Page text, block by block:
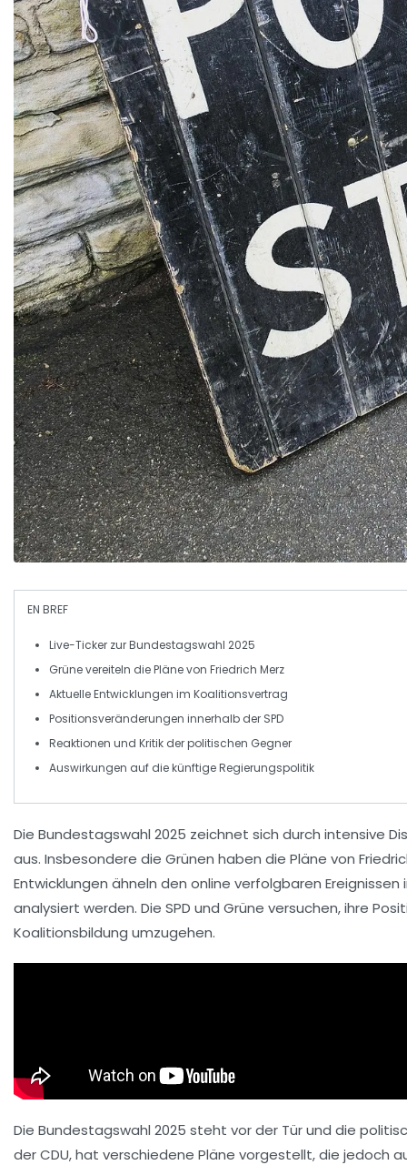
EN BREF
Live-Ticker zurBundestagswahl 2025
Grünevereiteln die Pläne von Friedrich Merz
Aktuelle Entwicklungen im Koalitionsvertrag
Positionsveränderungen innerhalb der SPD
Reaktionen und Kritik der politischen Gegner
Auswirkungen auf die künftigeRegierungspolitik
Die Bundestagswahl 2025 zeichnet sich durch intensive
aus. Insbesondere die Grünen haben die Pläne von
Entwicklungen ähneln den online verfolgbaren Ereignissen
analysiert werden. Die SPD und Grüne versuchen, ihre
Koalitionsbildung umzugehen.
Die Bundestagswahl 2025 steht vor der Tür und die
derCDU, hat verschiedene Pläne vorgestellt, die jedoch